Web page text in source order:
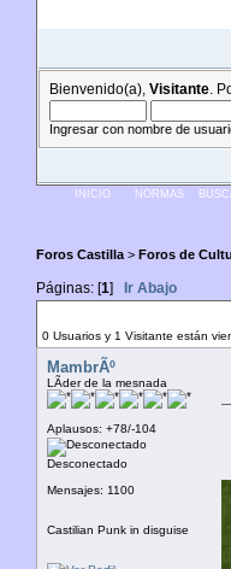
Bienvenido(a), Visitante .
Ingresar con nombre de
INICIO NORMAS
Foros Castilla > Foros de
Páginas: [1] Ir Abajo
0 Usuarios y 1 Visitante están
MambrÃº
LÃ­der de la mesnada
Aplausos: +78/-104
Desconectado
Mensajes: 1100
Castilian Punk in disguise